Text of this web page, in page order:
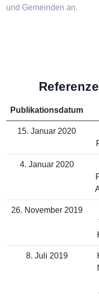
und Gemeinden an.
Publikationsdatum
15. Januar 2020
4. Januar 2020
26. November 2019
8. Juli 2019